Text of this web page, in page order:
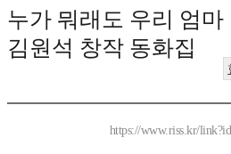
누가 뭐래도 우리 엄마
김원석 창작 동화집
https://www.riss.kr/